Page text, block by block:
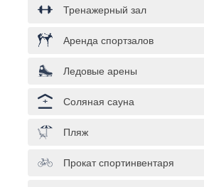
Тренажерный зал
Аренда спортзалов
Ледовые арены
Соляная сауна
Пляж
Прокат спортинвентаря